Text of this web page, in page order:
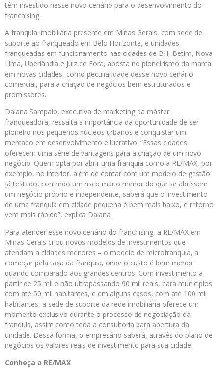
têm investido nesse novo cenário para o desenvolvimento do
franchising.
A franquia imobiliária presente em Minas Gerais, com sede de
suporte ao franqueado em Belo Horizonte, e unidades
franqueadas em funcionamento nas cidades de BH, Betim, Nova
Lima, Uberlândia e Juiz de Fora, aposta no pioneirismo da marca
em novas cidades, como peculiaridade desse novo cenário
comercial, para a criação de negócios bem estruturados e
promissores.
Daiana Sampaio, executiva de marketing da máster
franqueadora, ressalta a importância da oportunidade de ser
pioneiro nos pequenos núcleos urbanos e conquistar um
mercado em desenvolvimento e lucrativo. “Essas cidades
oferecem uma série de vantagens para a criação de um novo
negócio. Quem opta por abrir uma franquia como a RE/MAX, por
exemplo, no interior, além de contar com um modelo de gestão
já testado, correndo um risco muito menor do que se abrissem
um negócio próprio e independente, saberá que o investimento
de uma franquia em cidade pequena é bem mais baixo, e retorno
vem mais rápido”, explica Daiana.
Para atender esse novo cenário do franchising, a RE/MAX em
Minas Gerais criou novos modelos de investimentos que
atendam a cidades menores – o modelo de microfranquia, a
começar pela taxa da franquia, onde o custo é bem menor
quando comparado aos grandes centros. Com investimento a
partir de 25 mil e não ultrapassando 90 mil reais, para municípios
com até 50 mil habitantes, e em alguns casos, com até 100 mil
habitantes, a sede de suporte da rede imobiliária oferece um
momento exclusivo durante o processo de negociação da
franquia, assim como toda a consultoria para abertura da
unidade. Dessa forma, o empresário saberá, através do plano de
negócios os valores reais de investimento para sua cidade.
Conheça a RE/MAX